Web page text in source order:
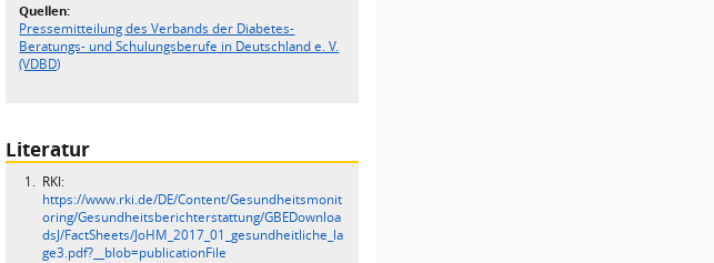
Quellen:
Pressemitteilung des Verbands der Diabetes-
Beratungs- und Schulungsberufe in Deutschland e. V.
(VDBD)
Literatur
RKI:
https://www.rki.de/DE/Content/Gesundheitsmonit
oring/Gesundheitsberichterstattung/GBEDownloa
dsJ/FactSheets/JoHM_2017_01_gesundheitliche_la
ge3.pdf?__blob=publicationFile